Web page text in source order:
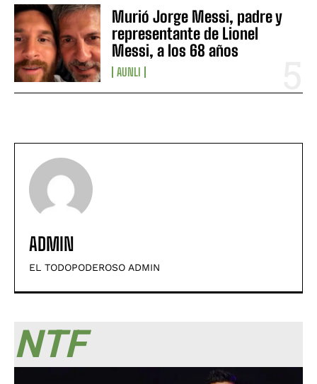
Murió Jorge Messi, padre y
representante de Lionel
Messi, a los 68 años
AUNLI
ADMIN
EL TODOPODEROSO ADMIN
NTF